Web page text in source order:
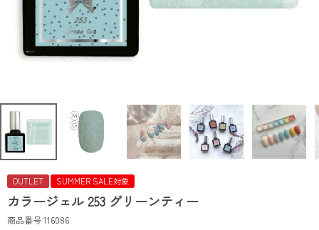
OUTLET SUMMER SALE対象
カラージェル 253 グリーンティー
商品番号116086